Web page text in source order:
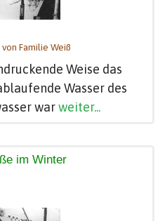
Familie Weiß
Weise das
Wasser des
warweiter...
im Winter